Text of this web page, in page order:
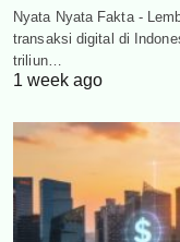
Nyata Nyata Fakta -
transaksi digital di
triliun…
1 week ago